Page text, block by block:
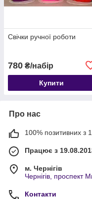
Свічки ручної роботи
780 ₴/набір
Купити
Про нас
100% позитивних з
Працює з
м. Чернігів
Чернігів, проспект
Контакти